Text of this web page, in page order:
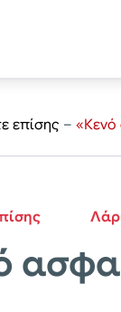
επίσης – «Κενό